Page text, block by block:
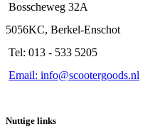
Bosscheweg 32A
5056KC, Berkel-Enschot
Tel: 013 - 533 5205
Email: info@scootergoods.nl
Nuttige links